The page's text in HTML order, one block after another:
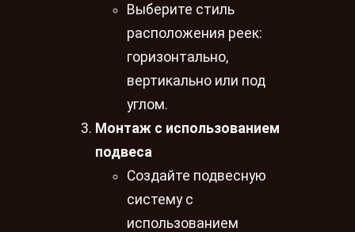
Выберите стиль
расположения реек:
горизонтально,
вертикально или под
углом.
Монтаж с использованием
подвеса
Создайте подвесную
систему с
использованием